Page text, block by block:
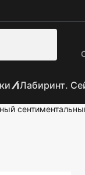
Лабиринт.